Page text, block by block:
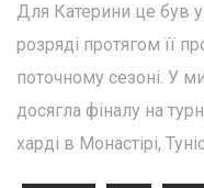
Для Катерини це був
розряді протягом її
поточному сезоні. У
досягла фіналу на
харді в Монастірі,